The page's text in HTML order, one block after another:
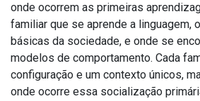
onde ocorrem as primeiras
familiar que se aprende a linguagem,
básicas da sociedade, e onde se
modelos de comportamento. Cada
configuração e um contexto únicos,
onde ocorre essa socialização